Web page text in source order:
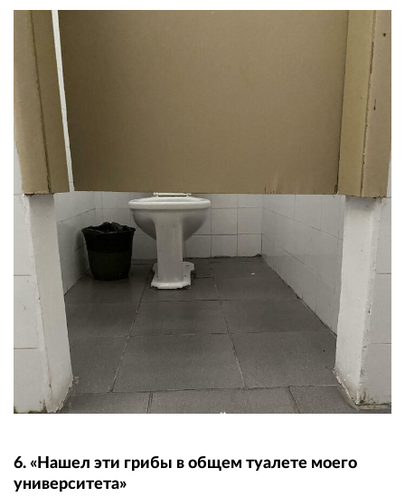
6. «Нашел эти грибы в общем туалете моего
университета»